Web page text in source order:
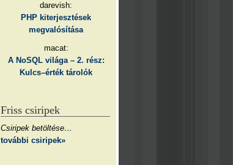
darevish:
PHP kiterjesztések
megvalósítása
macat:
A NoSQL világa – 2. rész:
Kulcs–érték tárolók
Friss csiripek
Csiripek betöltése…
további csiripek»